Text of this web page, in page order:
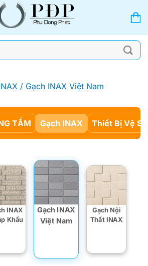
/ Gạch INAX Việt Nam
TẮM Gạch INAX Thiết Bị Vệ
INAX
Khẩu
Gạch INAX
Việt Nam
Gạch Nội
Thất INAX